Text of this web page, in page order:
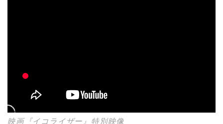
映画『イコライザー』特別映像